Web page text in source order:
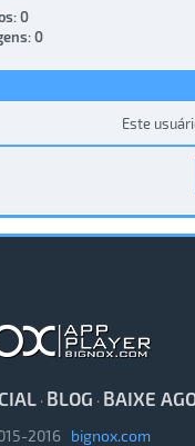
0
0
Este
· BLOG · BAIXE
2016 bignox.com